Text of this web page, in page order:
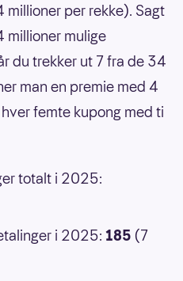
per rekke). Sagt
millioner mulige
du trekker ut 7 fra de 34
man en premie med 4
femte kupong med ti
totalt i 2025:
i 2025: 185 (7